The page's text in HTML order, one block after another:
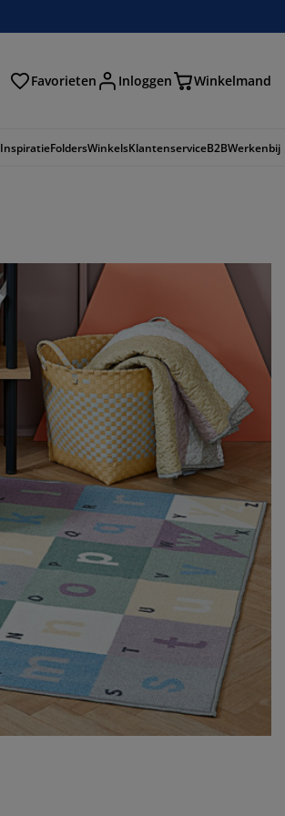
Favorieten Inloggen Winkelmand
InspiratieFoldersWinkelsKlantenserviceB2BWerkenbij